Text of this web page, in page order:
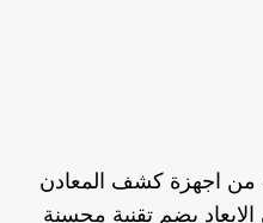
من اجهزة كشف المعادن
يضم تقنية محسنة